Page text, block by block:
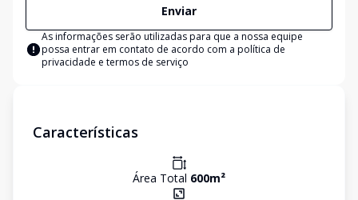
Enviar
As informações serão utilizadas para que a nossa equipe
possa entrar em contato de acordo com a política de
privacidade e termos de serviço
Características
Área Total 600m²